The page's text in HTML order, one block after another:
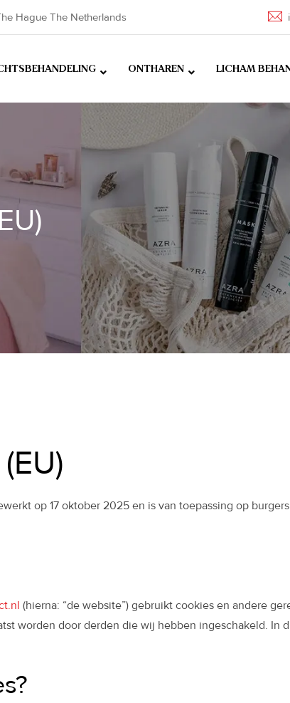
Hague The Netherlands
ONTHAREN LICHAM
op 17 oktober 2025 en is van toepassing op
(hierna: “de website”) gebruikt cookies en andere
worden door derden die wij hebben ingeschakeld.